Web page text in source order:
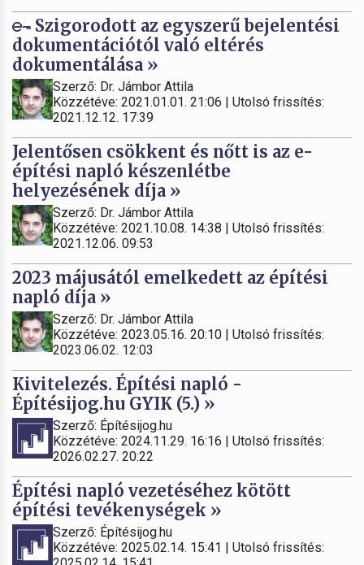
Szigorodott az egyszerű bejelentési
dokumentációtól való eltérés
dokumentálása »
Szerző: Dr. Jámbor Attila
Közzétéve: 2021.01.01. 21:06 | Utolsó frissítés:
2021.12.12. 17:39
Jelentősen csökkent és nőtt is az e-
építési napló készenlétbe
helyezésének díja »
Szerző: Dr. Jámbor Attila
Közzétéve: 2021.10.08. 14:38 | Utolsó frissítés:
2021.12.06. 09:53
2023 májusától emelkedett az építési
napló díja »
Szerző: Dr. Jámbor Attila
Közzétéve: 2023.05.16. 20:10 | Utolsó frissítés:
2023.06.02. 12:03
Kivitelezés. Építési napló -
Építésijog.hu GYIK (5.) »
Szerző: Építésijog.hu
Közzétéve: 2024.11.29. 16:16 | Utolsó frissítés:
2026.02.27. 20:22
Építési napló vezetéséhez kötött
építési tevékenységek »
Szerző: Építésijog.hu
Közzétéve: 2025.02.14. 15:41 | Utolsó frissítés: